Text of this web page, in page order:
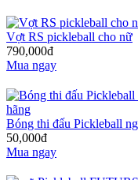
Vợt RS pickleball cho nữ
790,000đ
Mua ngay
Bóng thi đấu Pickleball
50,000đ
Mua ngay